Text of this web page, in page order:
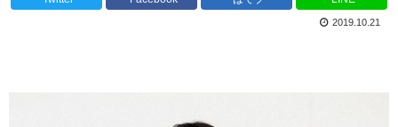
2019.10.21